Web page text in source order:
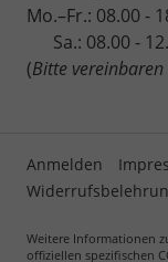
Mo.–Fr.: 08.00 -
Sa.: 08.00 -
(Bitte
Anmelden
Weitere Informationen
offiziellen spezifischen